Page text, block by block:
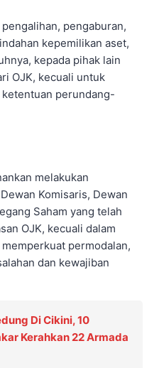
pengaburan,
kepemilikan aset,
kepada pihak lain
OJK, kecuali untuk
perundang-
melakukan
Komisaris, Dewan
Saham yang telah
OJK, kecuali dalam
permodalan,
dan kewajiban
Di Cikini, 10
Kerahkan 22 Armada